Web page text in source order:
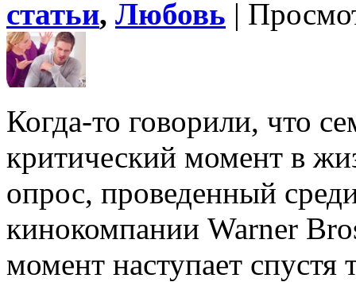
статьи, Любовь |
Когда-то говорили, что
критический момент в
опрос, проведенный
кинокомпании Warner
момент наступает спустя